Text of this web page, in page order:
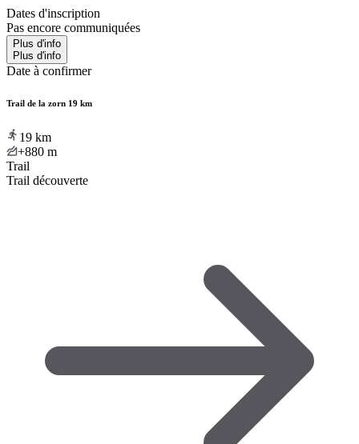
Dates d'inscription
Pas encore communiquées
Plus d'info
Plus d'info
Date à confirmer
Trail de la zorn 19 km
19 km
+880 m
Trail
Trail découverte